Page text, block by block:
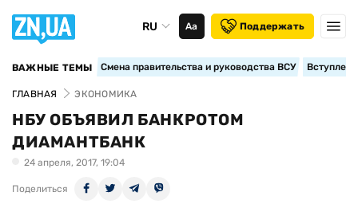
RU Аа Поддержать
ВАЖНЫЕ ТЕМЫ Смена правительства и руководства ВСУ
ГЛАВНАЯ ЭКОНОМИКА
НБУ ОБЪЯВИЛ БАНКРОТОМ
ДИАМАНТБАНК
24 апреля, 2017, 19:04
Поделиться